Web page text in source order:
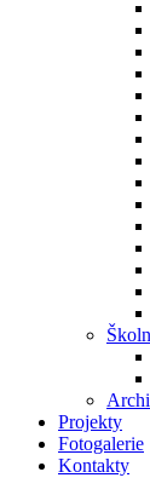
Projekty
Fotogalerie
Kontakty